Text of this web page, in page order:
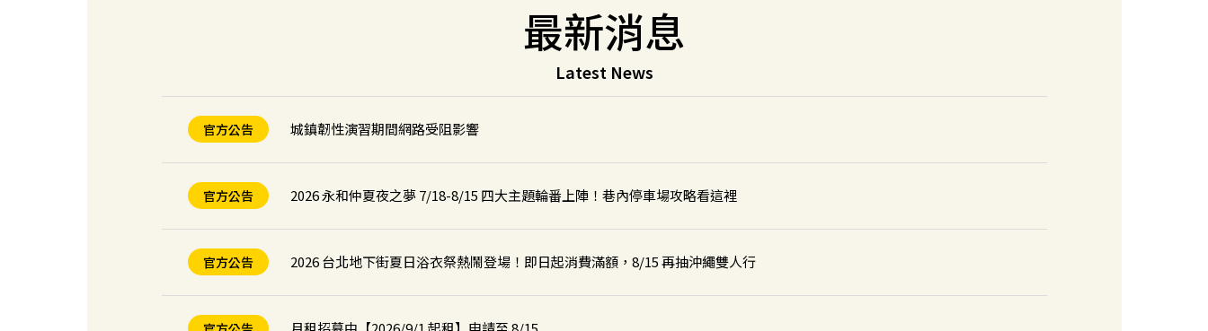
最新消息
Latest News
官方公告 城鎮韌性演習期間網路受阻影響
官方公告 2026 永和仲夏夜之夢 7/18-8/15 四大主題輪番上陣！巷內停車場攻略看這裡
官方公告 2026 台北地下街夏日浴衣祭熱鬧登場！即日起消費滿額，8/15 再抽沖繩雙人行